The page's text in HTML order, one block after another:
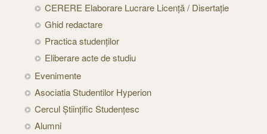
CERERE Elaborare Lucrare Licență / Disertație
Ghid redactare
Practica studenților
Eliberare acte de studiu
Evenimente
Asociatia Studentilor Hyperion
Cercul Științific Studențesc
Alumni